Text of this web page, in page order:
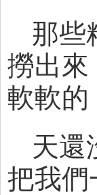
那些
撈出來
軟軟的
天還
把我們